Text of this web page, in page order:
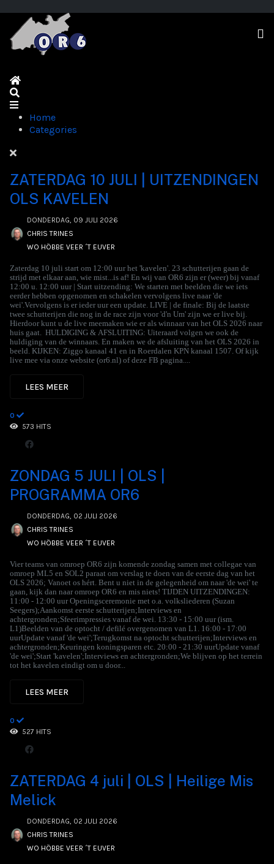
Home
Home
Categories
ZATERDAG 10 JULI | UITZENDINGEN
OLS KAVELEN
DONDERDAG, 09 JULI 2026
CHRIS TRINES
WO HÖBBE VEER ´T EUVER
Zaterdag 10 juli start om 12:00 uur het 'kavelen'. 23 schutterijen gaan de
strijd met elkaar aan, wie mist...is af! En wij van OR6 zijn er (weer) bij vanaf
12:00 u. 12:00 uur | Start uitzending: We starten met beelden die we iets
eerder hebben opgenomen en schakelen vervolgens live naar 'de
wei'.Vervolgens is er ieder uur een update. LIVE | de finale: Bij de laatste
twee schutterijen die nog in de race zijn voor 'd'n Um' zijn we er live bij.
Hierdoor kunt u de live meemaken wie er als winnaar van het OLS 2026 naar
huis gaat. HULDIGING & AFSLUITING: Uiteraard volgen we ook de
huldiging van de winnaars. En maken we de afsluiting van het OLS 2026 in
beeld. KIJKEN: Ziggo kanaal 41 en in Roerdalen KPN kanaal 1507. Of kijk
live mee via onze website (or6.nl) of deze FB pagina....
LEES MEER
0
573 HITS
ZONDAG 5 JULI | OLS |
PROGRAMMA OR6
DONDERDAG, 02 JULI 2026
CHRIS TRINES
WO HÖBBE VEER ´T EUVER
Vier teams van omroep OR6 zijn komende zondag samen met collegae van
omroep ML5 en SOL2 paraat om verslag te doen van de eerste dag van het
OLS 2026; Vanoet os hért. Bent u niet in de gelegenheid om naar 'de wei' te
gaan, kijk dan naar omroep OR6 en mis niets! TIJDEN UITZENDINGEN:
11:00 - 12:00 uur Openingsceremonie met o.a. volksliederen (Suzan
Seegers);Aankomst eerste schutterijen;Interviews en
achtergronden;Sfeerimpressies vanaf de wei. 13:30 - 15:00 uur (ism.
L1)Beelden van de optocht / defilé overgenomen van L1. 16:00 - 17:00
uurUpdate vanaf 'de wei';Terugkomst na optocht schutterijen;Interviews en
achtergronden;Keuringen koningsparen etc. 20:00 - 21:30 uurUpdate vanaf
'de wei';Start 'kavelen';Interviews en achtergronden;We blijven op het terrein
tot het kavelen eindigt om u door...
LEES MEER
0
527 HITS
ZATERDAG 4 juli | OLS | Heilige Mis
Melick
DONDERDAG, 02 JULI 2026
CHRIS TRINES
WO HÖBBE VEER ´T EUVER